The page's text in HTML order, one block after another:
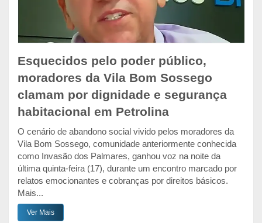
Esquecidos pelo poder público,
moradores da Vila Bom Sossego
clamam por dignidade e segurança
habitacional em Petrolina
O cenário de abandono social vivido pelos moradores da
Vila Bom Sossego, comunidade anteriormente conhecida
como Invasão dos Palmares, ganhou voz na noite da
última quinta-feira (17), durante um encontro marcado por
relatos emocionantes e cobranças por direitos básicos.
Mais...
Ver Mais